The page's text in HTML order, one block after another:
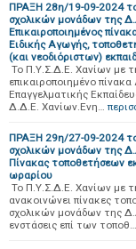
ΠΡΑΞΗ 28η/19-09-2024
σχολικών μονάδων της
Επικαιροποιημένος
Ειδικής Αγωγής,
(και νεοδιόριστων)
Το Π.Υ.Σ.Δ.Ε. Χανίων με
επικαιροποιημένο
Επαγγελματικής
Δ.Δ.Ε. Χανίων.Ενη…
ΠΡΑΞΗ 29η/27-09-2024
σχολικών μονάδων της
Πίνακας τοποθετήσεων
ωραρίου
Το Π.Υ.Σ.Δ.Ε. Χανίων με
ανακοινώνει πίνακες
σχολικών μονάδων της
ενστάσεις επί των τοποθ…